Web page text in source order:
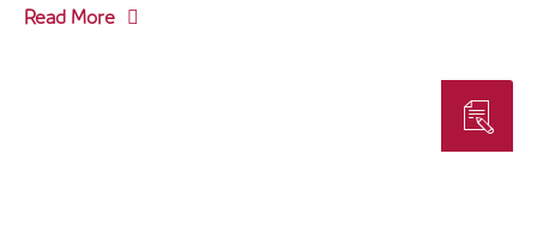
Read More